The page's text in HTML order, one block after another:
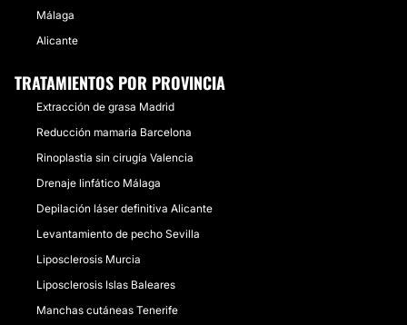
Málaga
Alicante
TRATAMIENTOS POR PROVINCIA
Extracción de grasa Madrid
Reducción mamaria Barcelona
Rinoplastia sin cirugía Valencia
Drenaje linfático Málaga
Depilación láser definitiva Alicante
Levantamiento de pecho Sevilla
Liposclerosis Murcia
Liposclerosis Islas Baleares
Manchas cutáneas Tenerife